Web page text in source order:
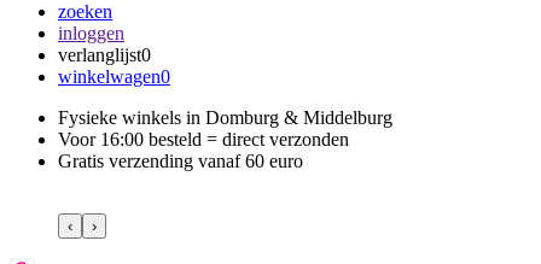
zoeken
inloggen
verlanglijst0
winkelwagen0
Fysieke winkels in Domburg & Middelburg
Voor 16:00 besteld = direct verzonden
Gratis verzending vanaf 60 euro
‹ ›